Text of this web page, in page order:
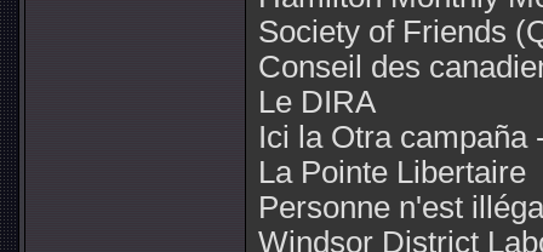
Society of Friends
Conseil des
Le DIRA
Ici la Otra campaña
La Pointe Libertaire
Personne n'est
Windsor District